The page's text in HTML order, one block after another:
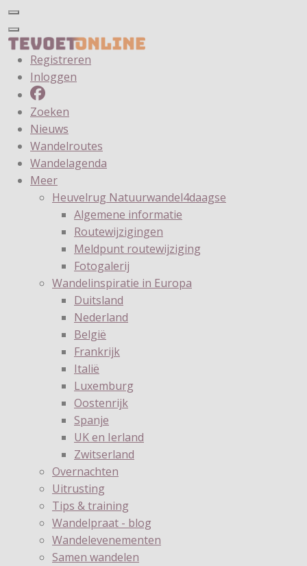
Registreren
Inloggen
Zoeken
Nieuws
Wandelroutes
Wandelagenda
Meer
Heuvelrug Natuurwandel4daagse
Algemene informatie
Routewijzigingen
Meldpunt routewijziging
Fotogalerij
Wandelinspiratie in Europa
Duitsland
Nederland
België
Frankrijk
Italië
Luxemburg
Oostenrijk
Spanje
UK en Ierland
Zwitserland
Overnachten
Uitrusting
Tips & training
Wandelpraat - blog
Wandelevenementen
Samen wandelen